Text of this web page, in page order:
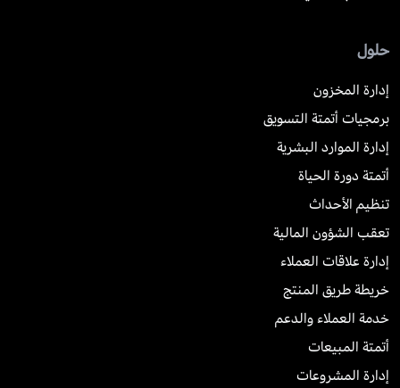
حلول
إدارة المخزون
برمجيات أتمتة التسويق
إدارة الموارد البشرية
أتمتة دورة الحياة
تنظيم الأحداث
تعقب الشؤون المالية
إدارة علاقات العملاء
خريطة طريق المنتج
خدمة العملاء والدعم
أتمتة المبيعات
إدارة المشروعات